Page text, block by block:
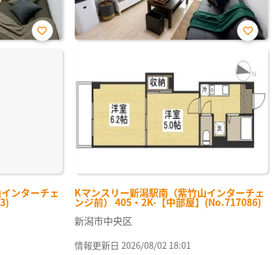
ンターチェ
お気
Kマンスリー新潟駅南（紫竹山インターチェ
ンジ前） 405・2K-【中部屋】(No.717086)
お気
り登
録
新潟市中央区
情報更新日 2026/08/02 18:01